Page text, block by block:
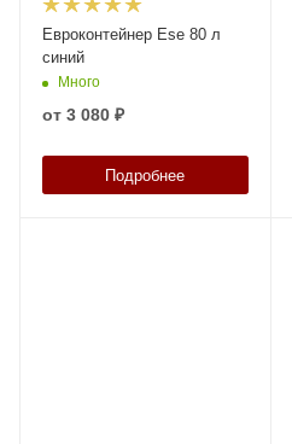
Евроконтейнер Ese 80 л
синий
Много
от 3 080 ₽
Подробнее